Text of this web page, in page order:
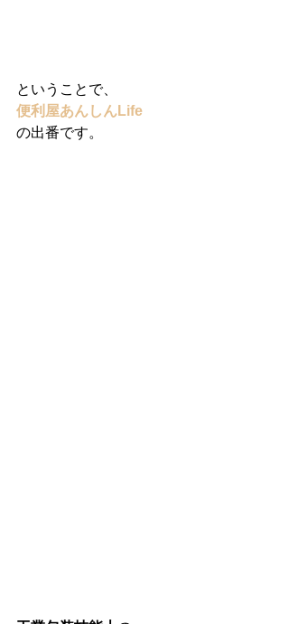
ということで、
便利屋あんしんLife
の出番です。